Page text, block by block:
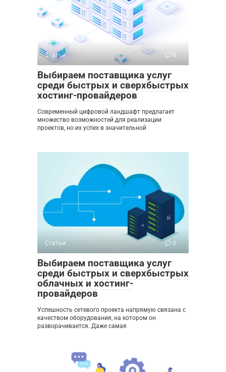
Статьи 0
Выбираем поставщика услуг
среди быстрых и сверхбыстрых
хостинг-провайдеров
Современный цифровой ландшафт предлагает
множество возможностей для реализации
проектов, но их успех в значительной
Статьи 0
Выбираем поставщика услуг
среди быстрых и сверхбыстрых
облачных и хостинг-
провайдеров
Успешность сетевого проекта напрямую связана с
качеством оборудования, на котором он
разворачивается. Даже самая